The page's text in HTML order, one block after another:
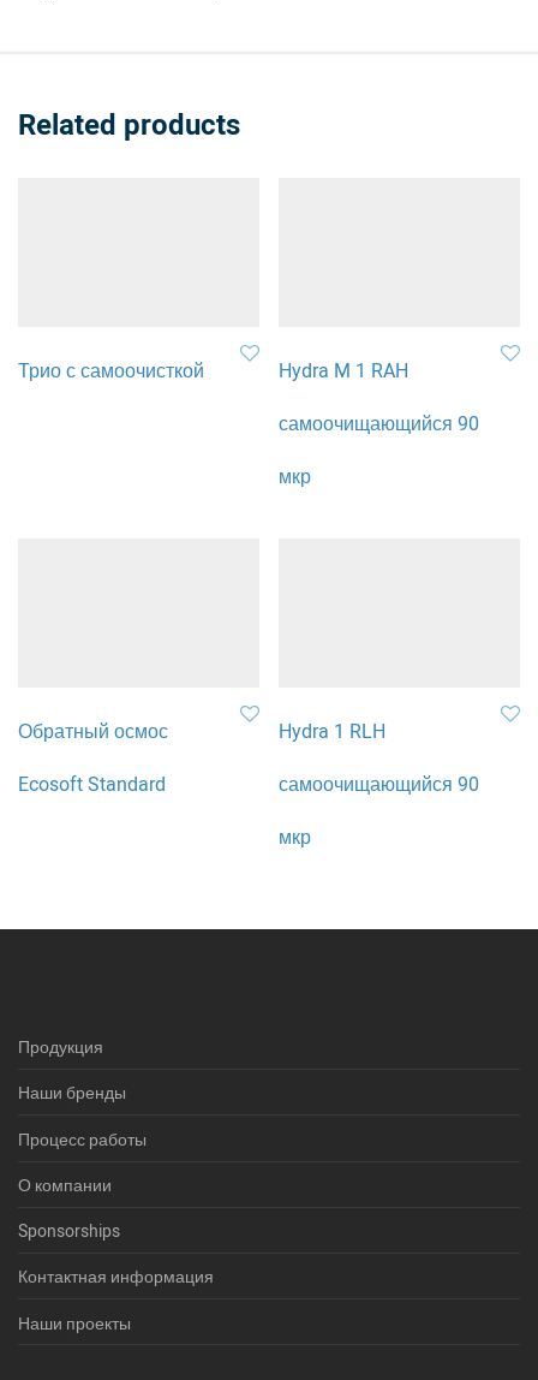
Related products
Трио с самоочисткой Hydra M 1 RAH
самоочищающийся 90
мкр
Обратный осмос
Ecosoft Standard
Hydra 1 RLH
самоочищающийся 90
мкр
Продукция
Наши бренды
Процесс работы
О компании
Sponsorships
Контактная информация
Наши проекты